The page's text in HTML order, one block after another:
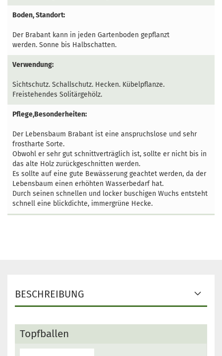
Boden, Standort:
Der Brabant kann in jeden Gartenboden gepflanzt
werden. Sonne bis Halbschatten.
Verwendung:
Sichtschutz. Schallschutz. Hecken. Kübelpflanze.
Freistehendes Solitärgehölz.
Pflege,Besonderheiten:
Der Lebensbaum Brabant ist eine anspruchslose und sehr
frostharte Sorte.
Obwohl er sehr gut schnittverträglich ist, sollte er nicht bis in
das alte Holz zurückgeschnitten werden.
Es sollte auf eine gute Bewässerung geachtet werden, da der
Lebensbaum einen erhöhten Wasserbedarf hat.
Durch seinen schnellen und locker buschigen Wuchs entsteht
schnell eine blickdichte, immergrüne Hecke.
BESCHREIBUNG
Topfballen